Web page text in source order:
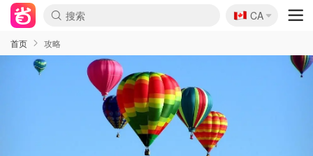
🇨🇦
CA
首页 攻略